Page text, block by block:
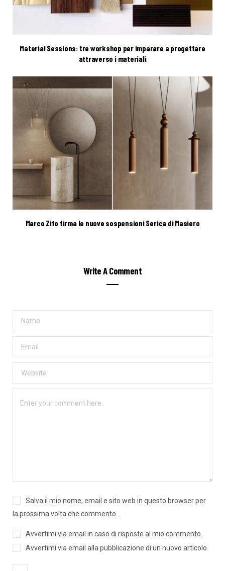
Material Sessions: tre workshop per imparare a progettare
attraverso i materiali
Marco Zito firma le nuove sospensioni Serica di Masiero
Write A Comment
Salva il mio nome, email e sito web in questo browser per
la prossima volta che commento.
Avvertimi via email in caso di risposte al mio commento.
Avvertimi via email alla pubblicazione di un nuovo articolo.